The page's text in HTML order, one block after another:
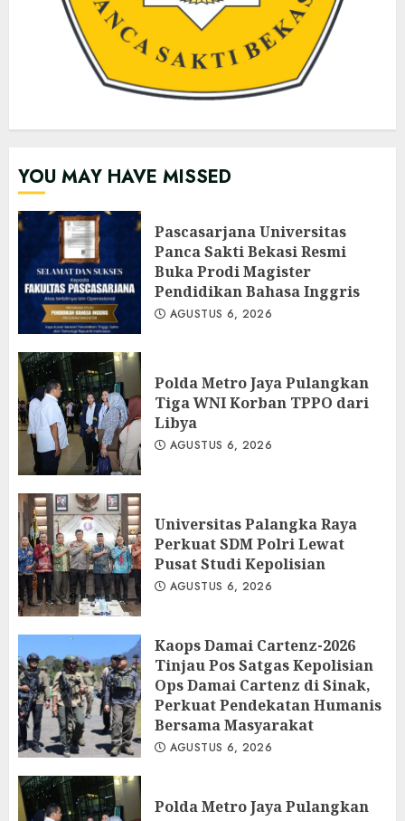
YOU MAY HAVE MISSED
Pascasarjana Universitas
Panca Sakti Bekasi Resmi
Buka Prodi Magister
Pendidikan Bahasa Inggris
AGUSTUS 6, 2026
Polda Metro Jaya Pulangkan
Tiga WNI Korban TPPO dari
Libya
AGUSTUS 6, 2026
Universitas Palangka Raya
Perkuat SDM Polri Lewat
Pusat Studi Kepolisian
AGUSTUS 6, 2026
Kaops Damai Cartenz-2026
Tinjau Pos Satgas Kepolisian
Ops Damai Cartenz di Sinak,
Perkuat Pendekatan Humanis
Bersama Masyarakat
AGUSTUS 6, 2026
Polda Metro Jaya Pulangkan